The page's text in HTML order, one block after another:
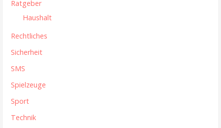
Ratgeber
Haushalt
Rechtliches
Sicherheit
SMS
Spielzeuge
Sport
Technik